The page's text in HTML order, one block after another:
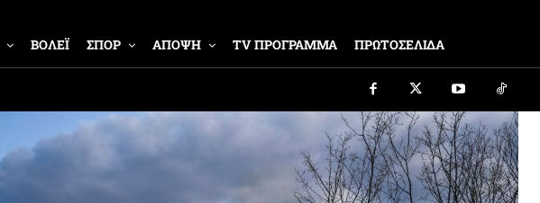
ΒΟΛΕΪ ΣΠΟΡ ΑΠΟΨΗ TV ΠΡΟΓΡΑΜΜΑ ΠΡΩΤΟΣΕΛΙΔΑ